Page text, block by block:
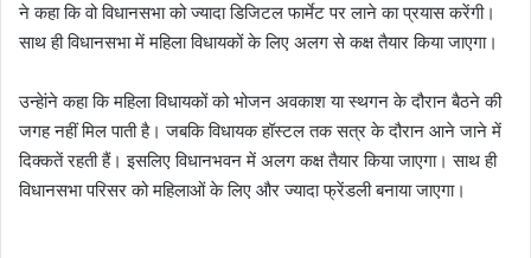
ने कहा कि वो विधानसभा को ज्यादा डिजिटल फार्मेट पर लाने का प्रयास करेंगी।
साथ ही विधानसभा में महिला विधायकों के लिए अलग से कक्ष तैयार किया जाएगा।
उन्हेांने कहा कि महिला विधायकों को भोजन अवकाश या स्थगन के दौरान बैठने की
जगह नहीं मिल पाती है। जबकि विधायक हॉस्टल तक सत्र के दौरान आने जाने में
दिक्कतें रहती हैं। इसलिए विधानभवन में अलग कक्ष तैयार किया जाएगा। साथ ही
विधानसभा परिसर को महिलाओं के लिए और ज्यादा फ्रेंडली बनाया जाएगा।